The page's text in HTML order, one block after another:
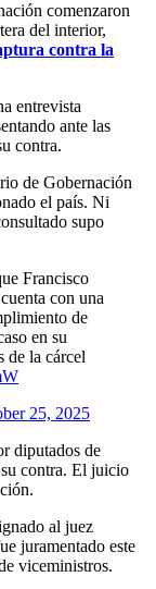
comenzaron
del interior,
contra la
entrevista
ante las
contra.
de Gobernación
el país. Ni
supo
Francisco
con una
de
en su
de la cárcel
25, 2025
diputados de
contra. El juicio
al juez
juramentado este
viceministros.